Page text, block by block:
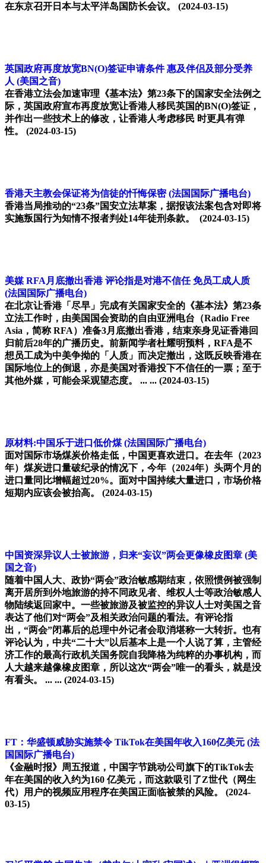
在东京召开日本与太平洋岛国防长会议。 (2024-03-15)
英国政府再度放宽BN(O)签证申请条件 惠及伴侣及部分受养
人 (美国之音)
在香港立法会加速审理《基本法》第23条下的国家安全法例之
际，英国政府宣布再度放宽让香港人移民英国的BN(O)签证，
并作出一些技术上的修改，让香港人考虑移民 时更具有弹
性。
(2024-03-15)
香港天主教会保证将为信徒的忏悔保密 (法国国际广播电台)
香港当局推动的“23条”国安立法草案，据报该法案包含对即将
实施叛国行为知情不报者判处14年徒刑条款。 (2024-03-15)
美媒 RFA月底撤出香港 评论指是对港不信任 免员工成人质
(法国国际广播电台)
在北京让香港「尽早」完成有关国家安全的《基本法》第23条
立法工作时，由美国国会资助的自由亚洲电台（Radio Free
Asia，简称 RFA）准备3月底撤出香港，结束亲身见证香港回
归前后28年的广播历史。前新闻学者杜耀明预料，RFA是不
想员工成为中美争拗的「人质」而决定撤出，这既反映香港在
国际地位上的倒退，亦是美国对香港投下不信任的一票；至于
其他外媒，可能会采观望态度。 ... ... (2024-03-15)
原材料:中国乐于进口低价煤 (法国国际广播电台)
面对国际市场煤炭价格走低，中国更喜欢进口。在去年（2023
年）煤炭进口量破纪录的情况下，今年（2024年）头两个月的
进口量同比增幅超过20%。面对中国持续大量进口，市场价格
短期内应该会被抬高。 (2024-03-15)
中国资深异议人士被旅游，归来“妄议”两会更像橡皮图章 (美
国之音)
随着中国人大、政协“两会”政治敏感期结束，依照惯例被强制
离开居所到外地旅游的持不同政见者、维权人士等政治敏感人
物陆续返回家中。一些被旅游及被监控的异议人士对美国之音
表达了他们对“两会”及相关政治问题的看法。有评论指
出，“两会”闭幕后的总理中外记者会取消堪称一大转折。也有
评论认为，中共“二十大”以后基本上是一个人说了算，主管经
济工作的最高行政机关国务院自我降格为纯粹的办事机构，而
人大越来越像橡皮图章，所以这次“两会”唯一的看头，就是没
有看头。 ... ... (2024-03-15)
FT：华盛顿威胁实施禁令 TikTok在美国年收入160亿美元 (法
国国际广播电台)
《金融时报》周五报道，中国字节跳动公司旗下的TikTok去
年在美国的收入约为160 亿美元，而这款吸引了Z世代（网生
代）用户的视频应用程序在美国正面临被禁的风险。 (2024-
03-15)